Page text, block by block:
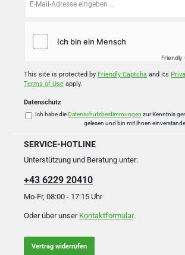
Mail-
*
Friendly
This site is protected by Friendly Captcha and its
Terms of Use apply.
Datenschutz
Ich habe dieDatenschutzbestimmungen zur Kenntnis
gelesen und bin mit ihnen
SERVICE-HOTLINE
Unterstützung und Beratung unter:
+43 6229 20410
Mo-Fr, 08:00 - 17:15 Uhr
Oder über unser Kontaktformular.
Vertrag widerrufen